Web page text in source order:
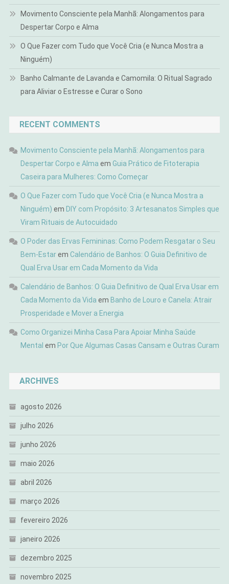
Movimento Consciente pela Manhã: Alongamentos para
Despertar Corpo e Alma
O Que Fazer com Tudo que Você Cria (e Nunca Mostra a
Ninguém)
Banho Calmante de Lavanda e Camomila: O Ritual Sagrado
para Aliviar o Estresse e Curar o Sono
RECENT COMMENTS
Movimento Consciente pela Manhã: Alongamentos para
Despertar Corpo e Alma em Guia Prático de Fitoterapia
Caseira para Mulheres: Como Começar
O Que Fazer com Tudo que Você Cria (e Nunca Mostra a
Ninguém) em DIY com Propósito: 3 Artesanatos Simples que
Viram Rituais de Autocuidado
O Poder das Ervas Femininas: Como Podem Resgatar o Seu
Bem-Estarem Calendário de Banhos: O Guia Definitivo de
Qual Erva Usar em Cada Momento da Vida
Calendário de Banhos: O Guia Definitivo de Qual Erva Usar em
Cada Momento da Vida em Banho de Louro e Canela: Atrair
Prosperidade e Mover a Energia
Como Organizei Minha Casa Para Apoiar Minha Saúde
Mental em Por Que Algumas Casas Cansam e Outras Curam
ARCHIVES
agosto 2026
julho 2026
junho 2026
maio 2026
abril 2026
março 2026
fevereiro 2026
janeiro 2026
dezembro 2025
novembro 2025